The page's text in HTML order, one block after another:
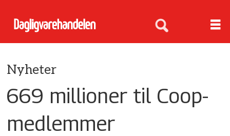
Nyheter
669 millioner til Coop-
medlemmer